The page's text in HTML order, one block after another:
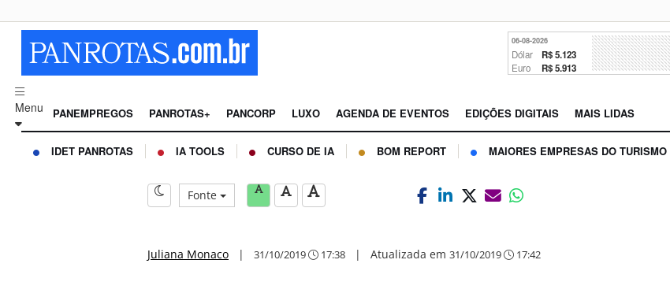
06-08-2026
Dólar R$ 5.123
Euro R$ 5.913
Menu PANEMPREGOS PANROTAS+ PANCORP LUXO AGENDA DE EVENTOS EDIÇÕES DIGITAIS MAIS LIDAS
IDET PANROTAS IA TOOLS CURSO DE IA BOM REPORT MAIORES EMPRESAS DO TURISMO
Fonte
Juliana Monaco | 31/10/2019 17:38 | Atualizada em 31/10/2019 17:42